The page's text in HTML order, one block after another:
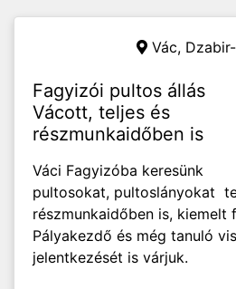
Vác,
Fagyizói pultos állás
Vácott, teljes és
részmunkaidőben is
Váci Fagyizóba keresünk
pultosokat, pultoslányokat
részmunkaidőben is, kiemelt
Pályakezdő és még tanuló
jelentkezését is várjuk.